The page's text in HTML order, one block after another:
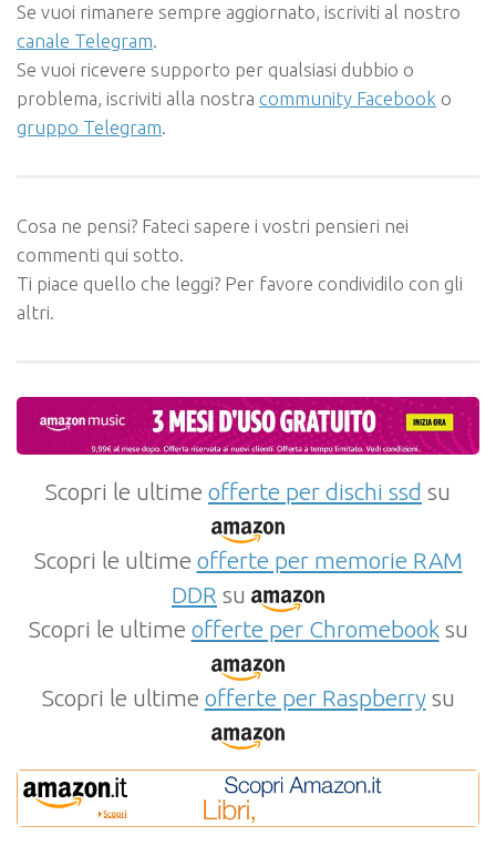
Se vuoi rimanere sempre aggiornato, iscriviti al nostro
canale Telegram.
Se vuoi ricevere supporto per qualsiasi dubbio o
problema, iscriviti alla nostra community Facebook o
gruppo Telegram.
Cosa ne pensi? Fateci sapere i vostri pensieri nei
commenti qui sotto.
Ti piace quello che leggi? Per favore condividilo con gli
altri.
Scopri le ultime offerte per dischi ssd su
Scopri le ultime offerte per memorie RAM
DDR su
Scopri le ultime offerte per Chromebooksu
Scopri le ultime offerte per Raspberrysu